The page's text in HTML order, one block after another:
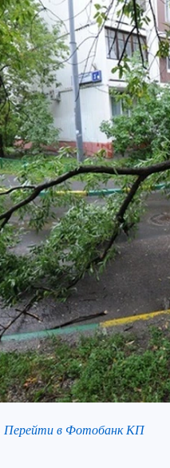
Перейти в Фотобанк КП